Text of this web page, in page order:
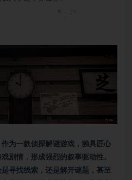
作为一款侦探解谜游戏，独具匠心
剧情，形成强烈的叙事驱动性。
寻找线索，还是解开谜题，甚至